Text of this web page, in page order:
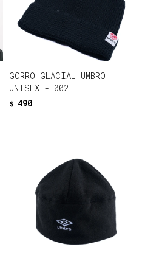
GORRO GLACIAL UMBRO
UNISEX - 002
$ 490